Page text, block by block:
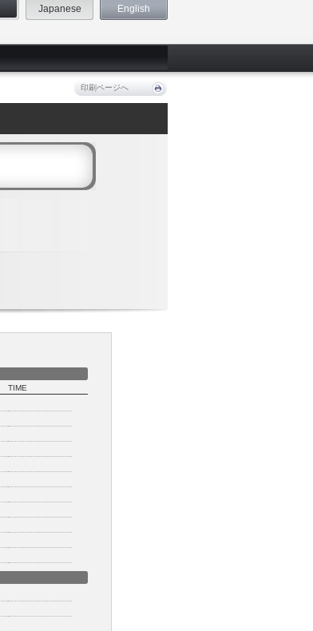
Japanese English
印刷ページへ
TIME